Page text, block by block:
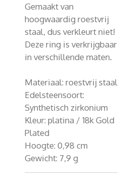
Gemaakt van
hoogwaardig roestvrij
staal, dus verkleurt niet!
Deze ring is verkrijgbaar
in verschillende maten.
Materiaal: roestvrij staal
Edelsteensoort:
Synthetisch zirkonium
Kleur: platina / 18k Gold
Plated
Hoogte: 0,98 cm
Gewicht: 7,9 g